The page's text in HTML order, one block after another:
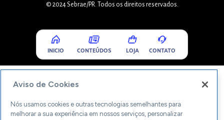
© 2024 Sebrae/PR. Todos os direitos reservados.
INICIO CONTEÚDOS LOJA CONTATO
Aviso de Cookies
Nós usamos cookies e outras tecnologias semelhantes para
melhorar a sua experiência em nossos serviços, personalizar